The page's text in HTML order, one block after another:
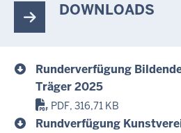
DOWNLOADS
Runderverfügung
Träger 2025
PDF, 316,71 KB
Rundverfügung